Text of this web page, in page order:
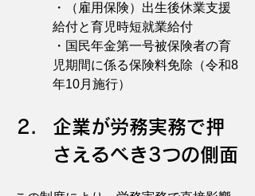
・（雇用保険）出生後休業支援
給付と育児時短就業給付
・国民年金第一号被保険者の育
児期間に係る保険料免除（令和8
年10月施行）
企業が労務実務で押
さえるべき3つの側面